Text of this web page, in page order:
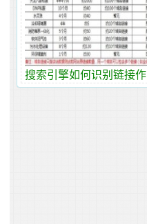
搜索引擎如何识别链接作
弊！